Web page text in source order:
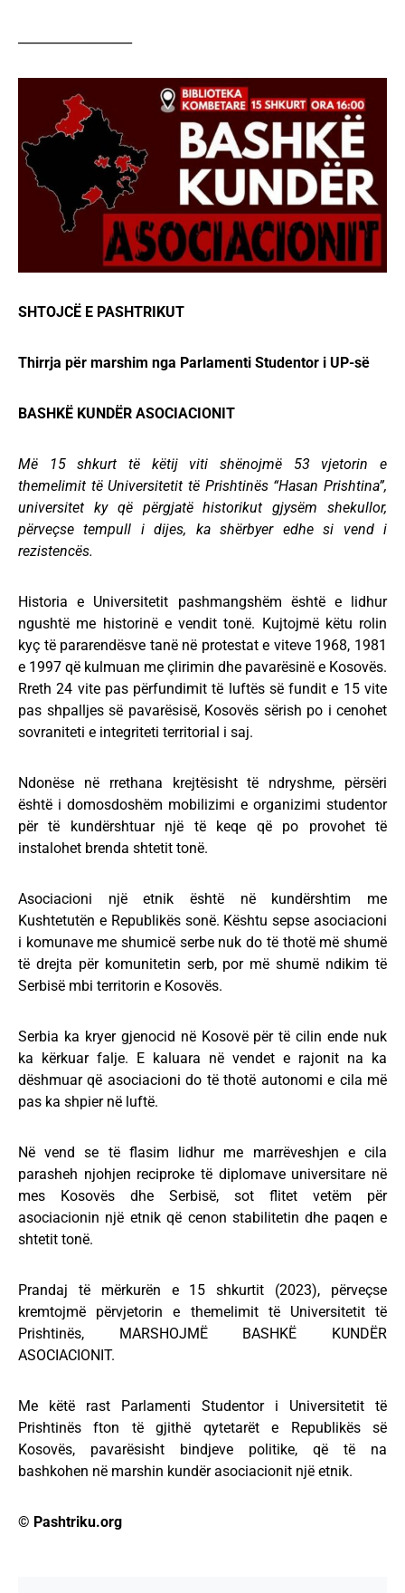
SHTOJCË E PASHTRIKUT
Thirrja për marshim nga Parlamenti Studentor i UP-së
BASHKË KUNDËR ASOCIACIONIT
Më 15 shkurt të këtij viti shënojmë 53 vjetorin e
themelimit të Universitetit të Prishtinës “Hasan Prishtina”,
universitet ky që përgjatë historikut gjysëm shekullor,
përveçse tempull i dijes, ka shërbyer edhe si vend i
rezistencës.
Historia e Universitetit pashmangshëm është e lidhur
ngushtë me historinë e vendit tonë. Kujtojmë këtu rolin
kyç të pararendësve tanë në protestat e viteve 1968, 1981
e 1997 që kulmuan me çlirimin dhe pavarësinë e Kosovës.
Rreth 24 vite pas përfundimit të luftës së fundit e 15 vite
pas shpalljes së pavarësisë, Kosovës sërish po i cenohet
sovraniteti e integriteti territorial i saj.
Ndonëse në rrethana krejtësisht të ndryshme, përsëri
është i domosdoshëm mobilizimi e organizimi studentor
për të kundërshtuar një të keqe që po provohet të
instalohet brenda shtetit tonë.
Asociacioni një etnik është në kundërshtim me
Kushtetutën e Republikës sonë. Kështu sepse asociacioni
i komunave me shumicë serbe nuk do të thotë më shumë
të drejta për komunitetin serb, por më shumë ndikim të
Serbisë mbi territorin e Kosovës.
Serbia ka kryer gjenocid në Kosovë për të cilin ende nuk
ka kërkuar falje. E kaluara në vendet e rajonit na ka
dëshmuar që asociacioni do të thotë autonomi e cila më
pas ka shpier në luftë.
Në vend se të flasim lidhur me marrëveshjen e cila
parasheh njohjen reciproke të diplomave universitare në
mes Kosovës dhe Serbisë, sot flitet vetëm për
asociacionin një etnik që cenon stabilitetin dhe paqen e
shtetit tonë.
Prandaj të mërkurën e 15 shkurtit (2023), përveçse
kremtojmë përvjetorin e themelimit të Universitetit të
Prishtinës, MARSHOJMË BASHKË KUNDËR
ASOCIACIONIT.
Me këtë rast Parlamenti Studentor i Universitetit të
Prishtinës fton të gjithë qytetarët e Republikës së
Kosovës, pavarësisht bindjeve politike, që të na
bashkohen në marshin kundër asociacionit një etnik.
© Pashtriku.org